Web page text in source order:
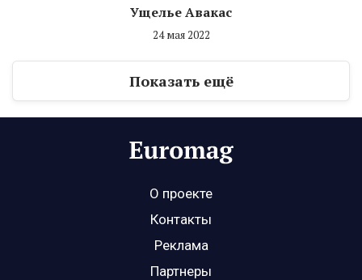
Ущелье Авакас
24 мая 2022
Показать ещё
О проекте
Контакты
Реклама
Партнеры